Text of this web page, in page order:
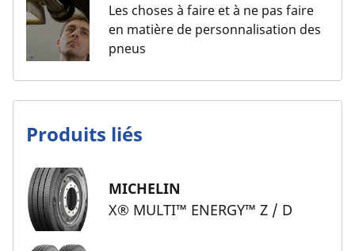
Les choses à faire et à ne pas faire
en matière de personnalisation des
pneus
Produits liés
MICHELIN
X® MULTI™ ENERGY™ Z / D